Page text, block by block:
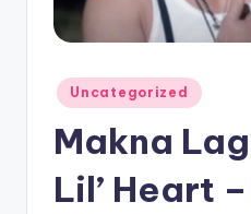
Posted
in
Uncategorized
Makna
Lil’ Heart